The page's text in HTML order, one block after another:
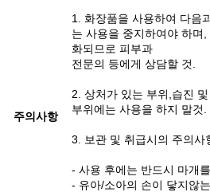
주의사항
1. 화장품을 사용하여 다음
는 사용을 중지하여야 하며
화되므로 피부과
전문의 등에게 상담할 것.
2. 상처가 있는 부위,습진
부위에는 사용을 하지 말것.
3. 보관 및 취급시의 주의사
- 사용 후에는 반드시 마개
- 유아/소아의 손이 닿지않